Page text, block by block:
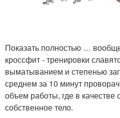
Показать полностью … вообще
кроссфит - тренировки
выматыванием и степенью
среднем за 10 минут
объем работы, где в качестве
собственное тело.